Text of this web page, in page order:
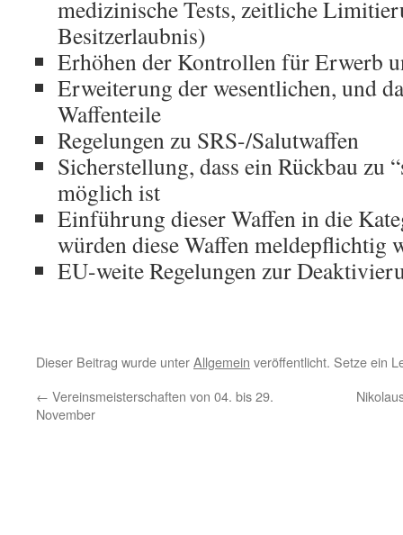
medizinische Tests, zeitliche
Besitzerlaubnis)
Erhöhen der Kontrollen für Erwerb
Erweiterung der wesentlichen, und
Waffenteile
Regelungen zu SRS-/Salutwaffen
Sicherstellung, dass ein Rückbau zu
möglich ist
Einführung dieser Waffen in die
würden diese Waffen meldepflichtig
EU-weite Regelungen zur
Dieser Beitrag wurde unterAllgemein veröffentlicht. Setze ein
← Vereinsmeisterschaften von 04. bis 29.
November